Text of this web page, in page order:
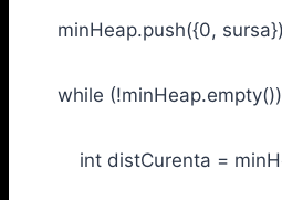
minHeap.push({0,
while
int distCurenta =